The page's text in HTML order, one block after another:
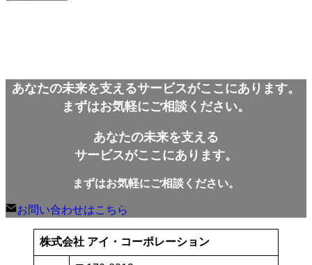
あなたの未来を支えるサービスがここにあります。
まずはお気軽にご相談ください。
あなたの未来を支える
サービスがここにあります。
まずはお気軽にご相談ください。
お問い合わせはこちら
株式会社 アイ・コーポレーション